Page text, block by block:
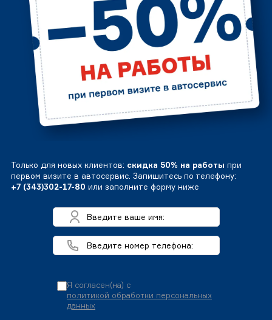
Только для новых клиентов: скидка 50% на работы при
первом визите в автосервис. Запишитесь по телефону:
+7 (343)302-17-80 или заполните форму ниже
Я согласен(на) с
политикой обработки персональных
данных